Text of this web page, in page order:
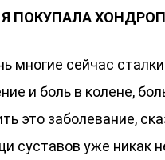
Я ПОКУПАЛА
многие сейчас
и боль в колене,
это заболевание,
суставов уже никак